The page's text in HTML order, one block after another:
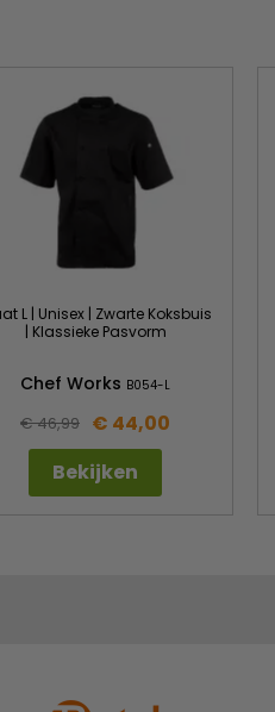
L | Unisex | Zwarte Koksbuis
| Klassieke Pasvorm
Chef Works B054-L
€ 46,99 € 44,00
Bekijken